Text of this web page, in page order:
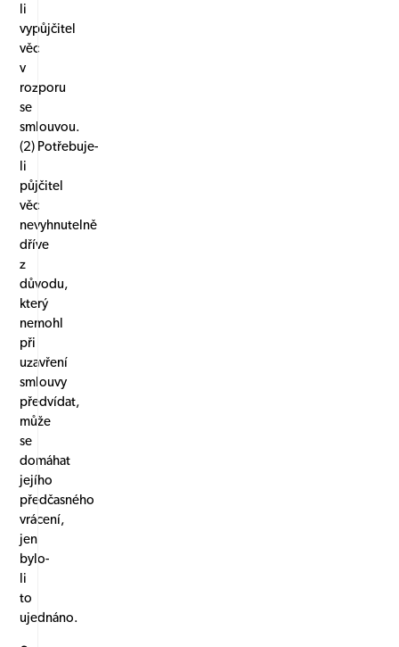
li
vypůjčitel
věc
v
rozporu
se
smlouvou.
(2) Potřebuje-
li
půjčitel
věc
nevyhnutelně
dříve
z
důvodu,
který
nemohl
při
uzavření
smlouvy
předvídat,
může
se
domáhat
jejího
předčasného
vrácení,
jen
bylo-
li
to
ujednáno.